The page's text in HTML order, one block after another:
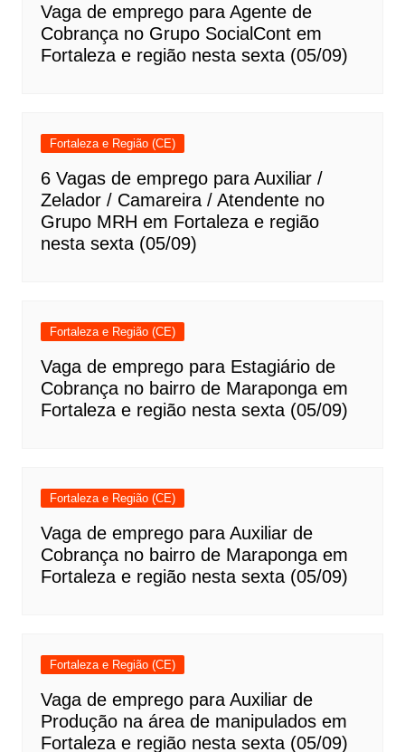
Vaga de emprego para Agente de
Cobrança no Grupo SocialCont em
Fortaleza e região nesta sexta (05/09)
Fortaleza e Região (CE)
6 Vagas de emprego para Auxiliar /
Zelador / Camareira / Atendente no
Grupo MRH em Fortaleza e região
nesta sexta (05/09)
Fortaleza e Região (CE)
Vaga de emprego para Estagiário de
Cobrança no bairro de Maraponga em
Fortaleza e região nesta sexta (05/09)
Fortaleza e Região (CE)
Vaga de emprego para Auxiliar de
Cobrança no bairro de Maraponga em
Fortaleza e região nesta sexta (05/09)
Fortaleza e Região (CE)
Vaga de emprego para Auxiliar de
Produção na área de manipulados em
Fortaleza e região nesta sexta (05/09)